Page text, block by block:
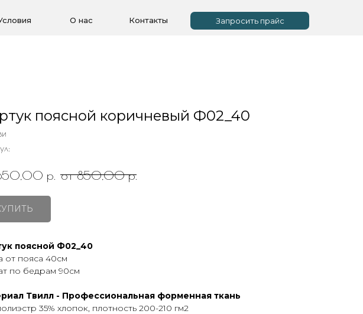
Запросить прайс
О нас Контакты
поясной коричневый Ф02_40
р. от 850,00 р.
поясной Ф02_40
от пояса 40см
по бедрам 90см
Твилл - Профессиональная форменная ткань
35% хлопок, плотность 200-210 гм2